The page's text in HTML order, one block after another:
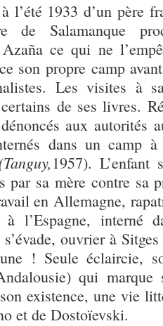
1933 d’un père
de Salamanque
ce qui ne
son propre camp
Les visites à
de ses livres.
aux autorités
dans un camp
(Tanguy,1957). L’enfant
par sa mère contre sa
en Allemagne,
l’Espagne, interné
ouvrier à
! Seule éclaircie,
qui
existence, une vie
et de Dostoïevski.